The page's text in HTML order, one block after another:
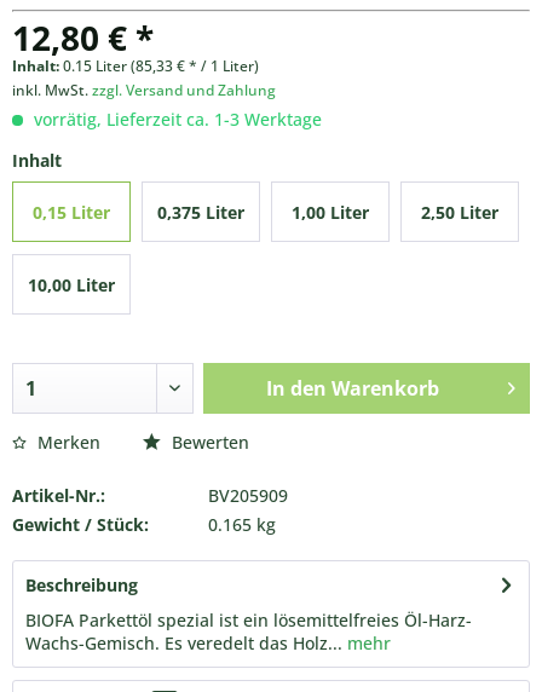
12,80 € *
Inhalt:0.15 Liter (85,33 € * / 1 Liter)
inkl. MwSt.zzgl. Versand und Zahlung
vorrätig, Lieferzeit ca. 1-3 Werktage
Inhalt
0,15 Liter 0,375 Liter 1,00 Liter 2,50 Liter
10,00 Liter
In den Warenkorb
Merken Bewerten
Artikel-Nr.:
BV205909
Gewicht / Stück:
0.165 kg
Beschreibung
BIOFA Parkettöl spezial ist ein lösemittelfreies Öl-Harz-
Wachs-Gemisch. Es veredelt das Holz... mehr